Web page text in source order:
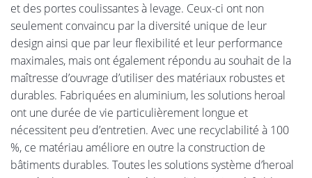
et des portes coulissantes à levage. Ceux-ci ont non
seulement convaincu par la diversité unique de leur
design ainsi que par leur flexibilité et leur performance
maximales, mais ont également répondu au souhait de la
maîtresse d’ouvrage d’utiliser des matériaux robustes et
durables. Fabriquées en aluminium, les solutions heroal
ont une durée de vie particulièrement longue et
nécessitent peu d’entretien. Avec une recyclabilité à 100
%, ce matériau améliore en outre la construction de
bâtiments durables. Toutes les solutions système d’heroal